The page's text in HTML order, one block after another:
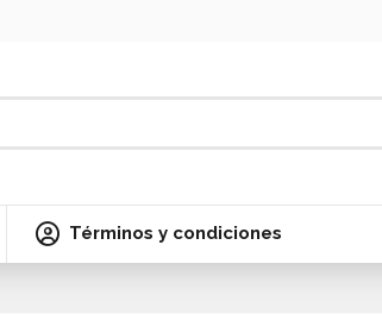
Términos y condiciones